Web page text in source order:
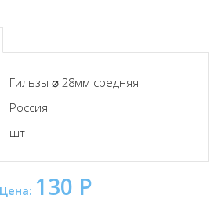
Гильзы ⌀ 28мм средняя
Россия
шт
Цена: 130 Р